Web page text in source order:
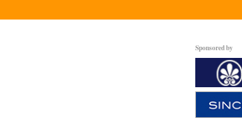
Sponsored by